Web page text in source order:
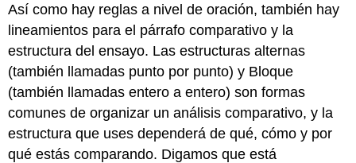
Así como hay reglas a nivel de oración, también hay
lineamientos para el párrafo comparativo y la
estructura del ensayo. Las estructuras alternas
(también llamadas punto por punto) y Bloque
(también llamadas entero a entero) son formas
comunes de organizar un análisis comparativo, y la
estructura que uses dependerá de qué, cómo y por
qué estás comparando. Digamos que está